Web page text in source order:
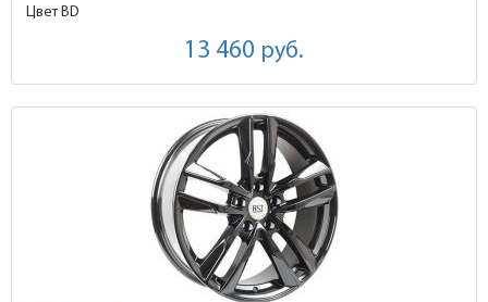
Цвет BD
13 460 руб.